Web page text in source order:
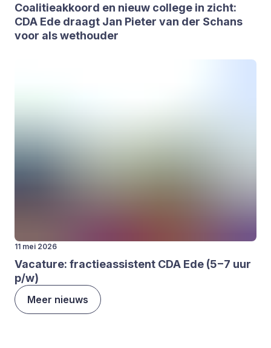
Coa­li­tie­ak­koord en nieuw col­le­ge in zicht:
CDA Ede draagt Jan Pie­ter van der Schans
voor als wet­hou­der
11 mei 2026
Vaca­tu­re: frac­tie­as­sis­tent CDA Ede (5−7 uur
p/​w)
Meer nieuws